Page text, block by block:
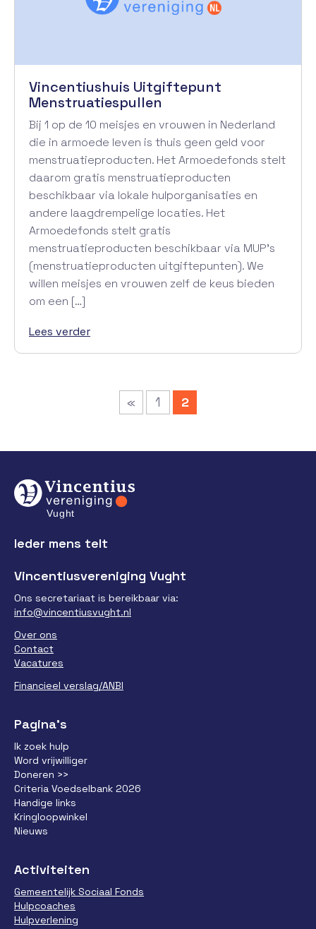
Vincentiushuis Uitgiftepunt
Menstruatiespullen
Bij 1 op de 10 meisjes en vrouwen in Nederland
die in armoede leven is thuis geen geld voor
menstruatieproducten. Het Armoedefonds stelt
daarom gratis menstruatieproducten
beschikbaar via lokale hulporganisaties en
andere laagdrempelige locaties. Het
Armoedefonds stelt gratis
menstruatieproducten beschikbaar via MUP’s
(menstruatieproducten uitgiftepunten). We
willen meisjes en vrouwen zelf de keus bieden
om een […]
Lees verder
« 1 2
Ieder mens telt
Vincentiusvereniging Vught
Ons secretariaat is bereikbaar via:
info@vincentiusvught.nl
Over ons
Contact
Vacatures
Financieel verslag/ANBI
Pagina’s
Ik zoek hulp
Word vrijwilliger
Doneren >>
Criteria Voedselbank 2026
Handige links
Kringloopwinkel
Nieuws
Activiteiten
Gemeentelijk Sociaal Fonds
Hulpcoaches
Hulpverlening